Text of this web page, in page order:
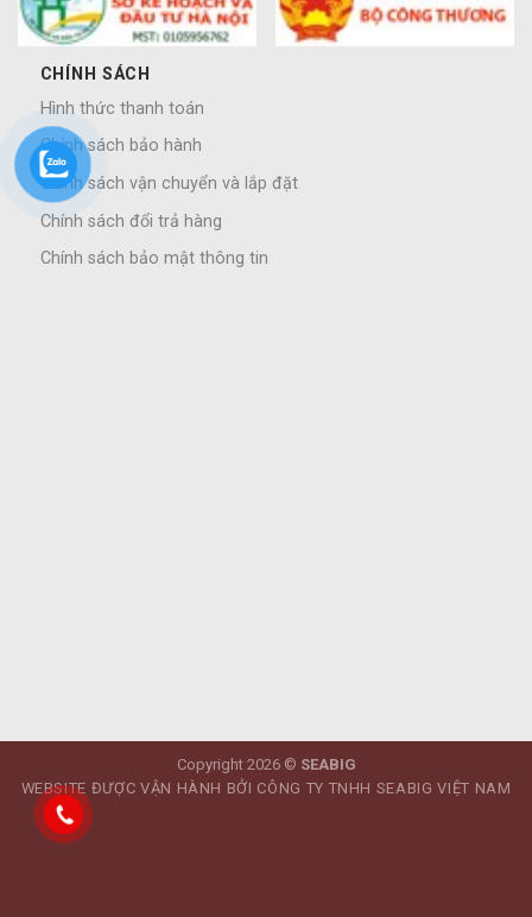
CHÍNH SÁCH
Hình thức thanh toán
Chính sách bảo hành
Chính sách vận chuyển và lắp đặt
Chính sách đổi trả hàng
Chính sách bảo mật thông tin
Copyright 2026 © SEABIG
WEBSITE ĐƯỢC VẬN HÀNH BỞI CÔNG TY TNHH SEABIG VIỆT NAM